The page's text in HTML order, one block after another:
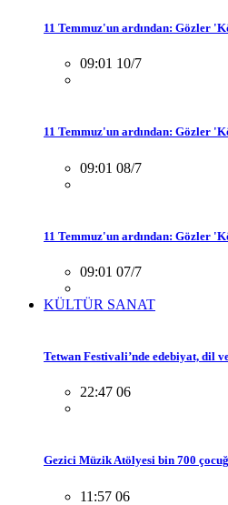
11 Temmuz'un ardından: Gözler
09:01 10/7
11 Temmuz'un ardından: Gözler
09:01 08/7
11 Temmuz'un ardından: Gözler
09:01 07/7
KÜLTÜR SANAT
Tetwan Festivali’nde edebiyat, dil
22:47 06
Gezici Müzik Atölyesi bin 700
11:57 06